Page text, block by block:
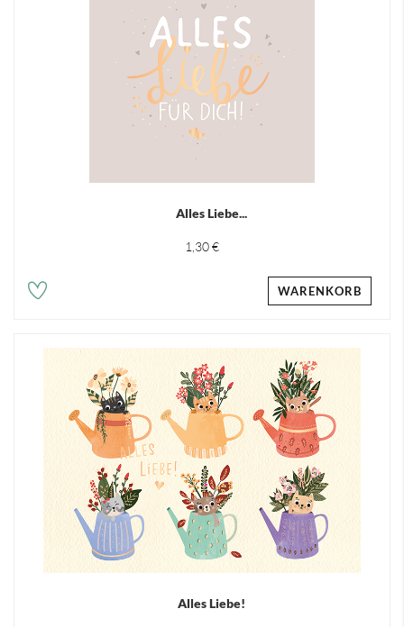
Alles Liebe...
1,30 €
WARENKORB
Alles Liebe!